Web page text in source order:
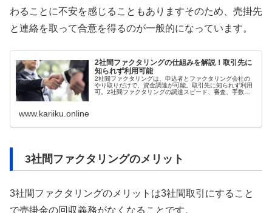
わることに不安を感じることもありますそのため、売掛先
と連絡を取って合意を得るのが一般的になっています。
2社間ファクタリングの仕組みを解説！取引先に
知られず利用可能
2社間ファクタリングは、申込者とファクタリング会社の
やり取りだけで、資金調達が可能。取引先に知られず利用
可。2社間ファクタリングの調達スピード、審査、手数
www.kariiku.online
3社間ファクタリングのメリット
3社間ファクタリングのメリットは3社間取引にすること
で売掛金の回収義務がなくなることです。